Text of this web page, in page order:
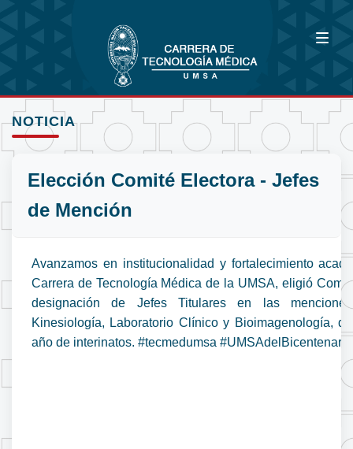
NOTICIA
Elección Comité Electora - Jefes
de Mención
Avanzamos en institucionalidad y fortalecimiento
Carrera de Tecnología Médica de la UMSA, eligió
designación de Jefes Titulares en las
Kinesiología, Laboratorio Clínico y Bioimagenología,
año de interinatos. #tecmedumsa #UMSAdelBicentenario